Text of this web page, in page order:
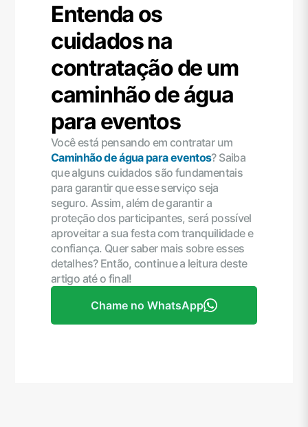
Entenda os
cuidados na
contratação de um
caminhão de água
para eventos
Você está pensando em contratar um
Caminhão de água para eventos? Saiba
que alguns cuidados são fundamentais
para garantir que esse serviço seja
seguro. Assim, além de garantir a
proteção dos participantes, será possível
aproveitar a sua festa com tranquilidade e
confiança. Quer saber mais sobre esses
detalhes? Então, continue a leitura deste
artigo até o final!
Chame no WhatsApp